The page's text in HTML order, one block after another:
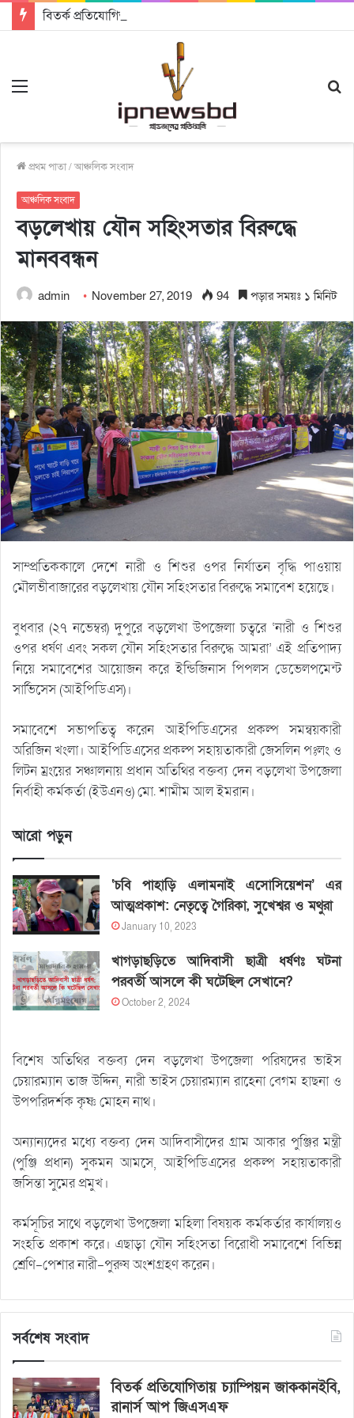
প্রথম পাতা/আঞ্চলিক সংবাদ
আঞ্চলিক সংবাদ
বড়লেখায় যৌন সহিংসতার বিরুদ্ধে
মানববন্ধন
admin November 27, 2019 94 পড়ার সময়ঃ ১ মিনিট
সাম্প্রতিককালে দেশে নারী ও শিশুর ওপর নির্যাতন বৃদ্ধি পাওয়ায়
মৌলভীবাজারের বড়লেখায় যৌন সহিংসতার বিরুদ্ধে সমাবেশ হয়েছে।
বুধবার (২৭ নভেম্বর) দুপুরে বড়লেখা উপজেলা চত্বরে ‘নারী ও শিশুর
ওপর ধর্ষণ এবং সকল যৌন সহিংসতার বিরুদ্ধে আমরা’ এই প্রতিপাদ্য
নিয়ে সমাবেশের আয়োজন করে ইন্ডিজিনাস পিপলস ডেভেলপমেন্ট
সার্ভিসেস (আইপিডিএস)।
সমাবেশে সভাপতিত্ব করেন আইপিডিএসের প্রকল্প সমন্বয়কারী
অরিজিন খংলা। আইপিডিএসের প্রকল্প সহায়তাকারী জেসলিন পঃলং ও
লিটন ম্রংয়ের সঞ্চালনায় প্রধান অতিথির বক্তব্য দেন বড়লেখা উপজেলা
নির্বাহী কর্মকর্তা (ইউএনও) মো. শামীম আল ইমরান।
আরো পড়ুন
‘চবি পাহাড়ি এলামনাই এসোসিয়েশন’ এর
আত্মপ্রকাশ: নেতৃত্বে গৈরিকা, সুখেশ্বর ও মথুরা
January 10, 2023
খাগড়াছড়িতে আদিবাসী ছাত্রী ধর্ষণঃ ঘটনা
পরবর্তী আসলে কী ঘটেছিল সেখানে?
October 2, 2024
বিশেষ অতিথির বক্তব্য দেন বড়লেখা উপজেলা পরিষদের ভাইস
চেয়ারম্যান তাজ উদ্দিন, নারী ভাইস চেয়ারম্যান রাহেনা বেগম হাছনা ও
উপপরিদর্শক কৃষ্ণ মোহন নাথ।
অন্যান্যদের মধ্যে বক্তব্য দেন আদিবাসীদের গ্রাম আকার পুঞ্জির মন্ত্রী
(পুঞ্জি প্রধান) সুকমন আমসে, আইপিডিএসের প্রকল্প সহায়তাকারী
জসিন্তা সুমের প্রমুখ।
কর্মসূচির সাথে বড়লেখা উপজেলা মহিলা বিষয়ক কর্মকর্তার কার্যালয়ও
সংহতি প্রকাশ করে। এছাড়া যৌন সহিংসতা বিরোধী সমাবেশে বিভিন্ন
শ্রেণি-পেশার নারী-পুরুষ অংশগ্রহণ করেন।
সর্বশেষ সংবাদ
বিতর্ক প্রতিযোগিতায় চ্যাম্পিয়ন জাককানইবি,
রানার্স আপ জিএসএফ